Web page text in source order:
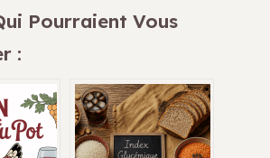
Pourraient Vous
: